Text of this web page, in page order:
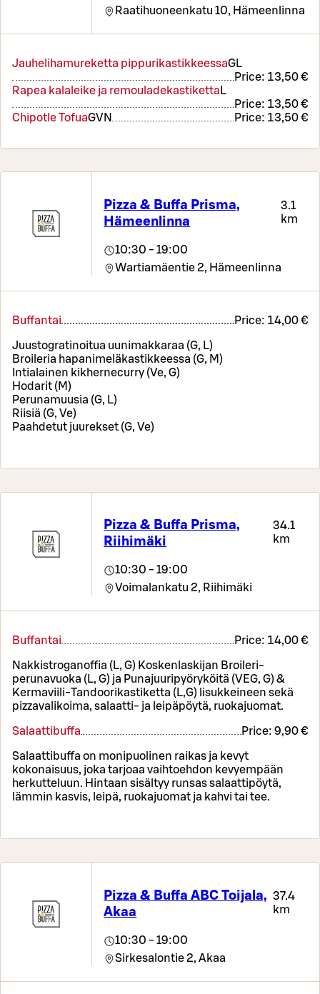
Raatihuoneenkatu 10, Hämeenlinna
Jauhelihamureketta pippurikastikkeessaGL
Price: 13,50 €
Rapea kalaleike ja remouladekastiketta L
Price: 13,50 €
Chipotle TofuaGVN Price: 13,50 €
Pizza & Buffa Prisma,
Hämeenlinna
3.1
km
10:30 - 19:00
Wartiamäentie 2, Hämeenlinna
Buffantai Price: 14,00 €
Juustogratinoitua uunimakkaraa (G, L)
Broileria hapanimeläkastikkeessa (G, M)
Intialainen kikhernecurry (Ve, G)
Hodarit (M)
Perunamuusia (G, L)
Riisiä (G, Ve)
Paahdetut juurekset (G, Ve)
Pizza & Buffa Prisma,
Riihimäki
34.1
km
10:30 - 19:00
Voimalankatu 2, Riihimäki
Buffantai Price: 14,00 €
Nakkistroganoffia (L, G) Koskenlaskijan Broileri-
perunavuoka (L, G) ja Punajuuripyöryköitä (VEG, G) &
Kermaviili-Tandoorikastiketta (L,G) lisukkeineen sekä
pizzavalikoima, salaatti- ja leipäpöytä, ruokajuomat.
Salaattibuffa Price: 9,90 €
Salaattibuffa on monipuolinen raikas ja kevyt
kokonaisuus, joka tarjoaa vaihtoehdon kevyempään
herkutteluun. Hintaan sisältyy runsas salaattipöytä,
lämmin kasvis, leipä, ruokajuomat ja kahvi tai tee.
Pizza & Buffa ABC Toijala,
Akaa
37.4
km
10:30 - 19:00
Sirkesalontie 2, Akaa